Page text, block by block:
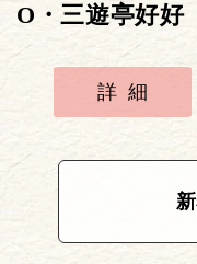
O・三遊亭好好
詳細